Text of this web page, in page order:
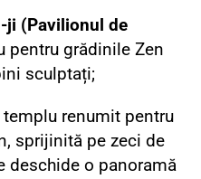
ji (Pavilionul de
pentru grădinile Zen
sculptați;
templu renumit pentru
sprijinită pe zeci de
deschide o panoramă